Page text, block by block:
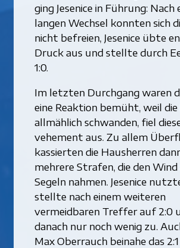
ging Jesenice in Führung: Nach
langen Wechsel konnten sich
nicht befreien, Jesenice übte
Druck aus und stellte durch
1:0.
Im letzten Durchgang waren
eine Reaktion bemüht, weil
allmählich schwanden, fiel
vehement aus. Zu allem
kassierten die Hausherren
mehrere Strafen, die den Wind
Segeln nahmen. Jesenice
stellte nach einem weiteren
vermeidbaren Treffer auf 2:0
danach nur noch wenig zu.
Max Oberrauch beinahe das